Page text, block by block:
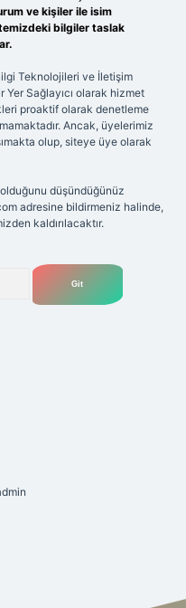
ve kişiler ile isim
bilgiler taslak
Teknolojileri ve İletişim
Yer Sağlayıcı olarak hizmet
proaktif olarak denetleme
Ancak, üyelerimiz
olup, siteye üye olarak
düşündüğünüz
adresine bildirmeniz halinde,
kaldırılacaktır.